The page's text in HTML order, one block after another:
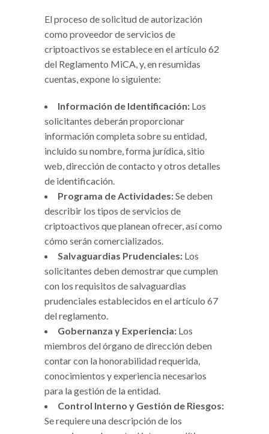
El proceso de solicitud de autorización
como proveedor de servicios de
criptoactivos se establece en el artículo 62
del Reglamento MiCA, y, en resumidas
cuentas, expone lo siguiente:
Información de Identificación: Los
solicitantes deberán proporcionar
información completa sobre su entidad,
incluido su nombre, forma jurídica, sitio
web, dirección de contacto y otros detalles
de identificación.
Programa de Actividades:Se deben
describir los tipos de servicios de
criptoactivos que planean ofrecer, así como
cómo serán comercializados.
Salvaguardias Prudenciales: Los
solicitantes deben demostrar que cumplen
con los requisitos de salvaguardias
prudenciales establecidos en el artículo 67
del reglamento.
Gobernanza y Experiencia: Los
miembros del órgano de dirección deben
contar con la honorabilidad requerida,
conocimientos y experiencia necesarios
para la gestión de la entidad.
Control Interno y Gestión de Riesgos:
Se requiere una descripción de los